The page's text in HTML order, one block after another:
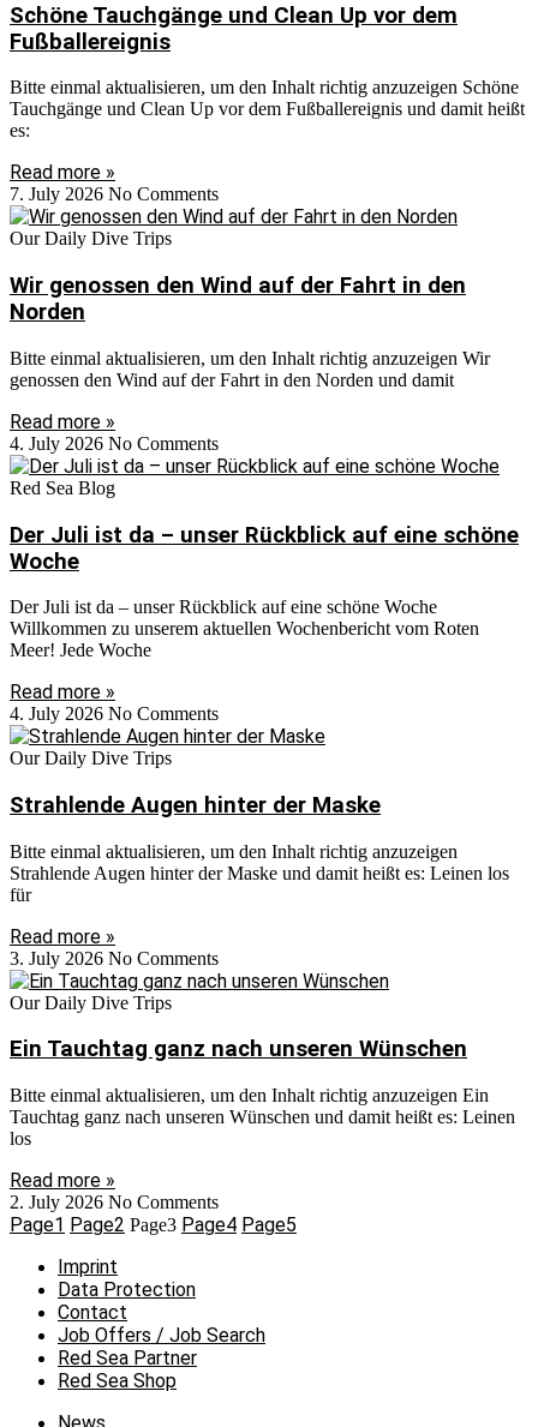
Schöne Tauchgänge und Clean Up vor dem
Fußballereignis
Bitte einmal aktualisieren, um den Inhalt richtig anzuzeigen Schöne
Tauchgänge und Clean Up vor dem Fußballereignis und damit heißt
es:
Read more »
7. July 2026 No Comments
Our Daily Dive Trips
Wir genossen den Wind auf der Fahrt in den
Norden
Bitte einmal aktualisieren, um den Inhalt richtig anzuzeigen Wir
genossen den Wind auf der Fahrt in den Norden und damit
Read more »
4. July 2026 No Comments
Red Sea Blog
Der Juli ist da – unser Rückblick auf eine schöne
Woche
Der Juli ist da – unser Rückblick auf eine schöne Woche
Willkommen zu unserem aktuellen Wochenbericht vom Roten
Meer! Jede Woche
Read more »
4. July 2026 No Comments
Our Daily Dive Trips
Strahlende Augen hinter der Maske
Bitte einmal aktualisieren, um den Inhalt richtig anzuzeigen
Strahlende Augen hinter der Maske und damit heißt es: Leinen los
für
Read more »
3. July 2026 No Comments
Our Daily Dive Trips
Ein Tauchtag ganz nach unseren Wünschen
Bitte einmal aktualisieren, um den Inhalt richtig anzuzeigen Ein
Tauchtag ganz nach unseren Wünschen und damit heißt es: Leinen
los
Read more »
2. July 2026 No Comments
Page1 Page2 Page3 Page4 Page5
Imprint
Data Protection
Contact
Job Offers / Job Search
Red Sea Partner
Red Sea Shop